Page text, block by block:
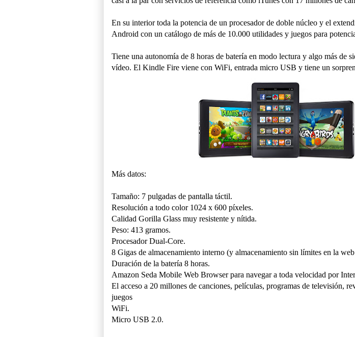
En su interior toda la potencia de un procesador de doble núcleo y el
Android con un catálogo de más de 10.000 utilidades y juegos para
Tiene una autonomía de 8 horas de batería en modo lectura y algo más de
vídeo. El Kindle Fire viene con WiFi, entrada micro USB y tiene un
Más datos:
Tamaño: 7 pulgadas de pantalla táctil.
Resolución a todo color 1024 x 600 píxeles.
Calidad Gorilla Glass muy resistente y nítida.
Peso: 413 gramos.
Procesador Dual-Core.
8 Gigas de almacenamiento interno (y almacenamiento sin límites en la
Duración de la batería 8 horas.
Amazon Seda Mobile Web Browser para navegar a toda velocidad por
El acceso a 20 millones de canciones, películas, programas de televisión,
juegos
WiFi.
Micro USB 2.0.